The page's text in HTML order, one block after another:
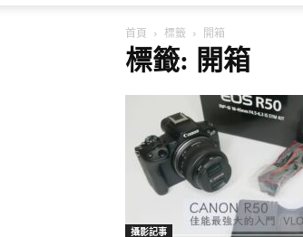
首頁 標籤 開箱
標籤: 開箱
攝影記事